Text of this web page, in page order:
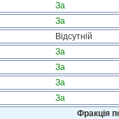
За
За
Відсутній
За
За
За
За
Фракція